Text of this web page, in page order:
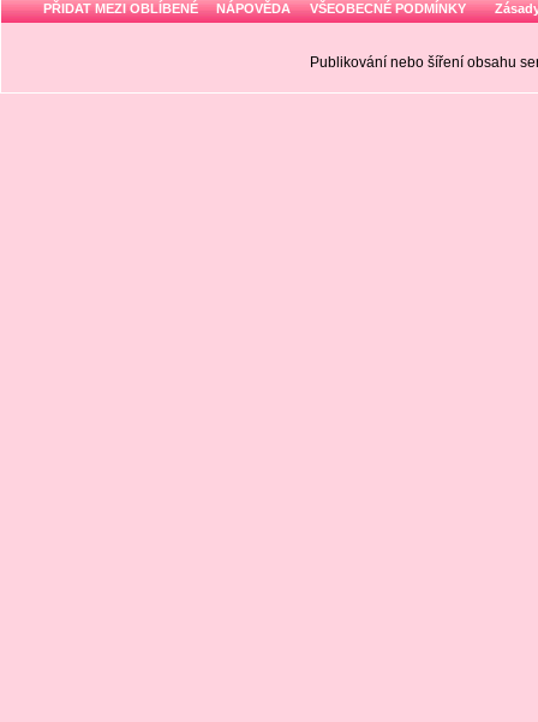
PŘIDAT MEZI OBLÍBENÉ NÁPOVĚDA VŠEOBECNÉ PODMÍNKY
Publikování nebo šíření obsahu